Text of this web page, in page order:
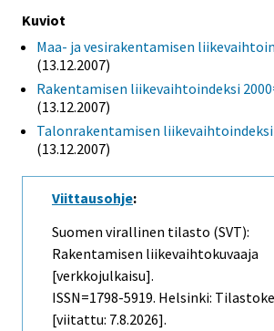
Kuviot
Maa- ja vesirakentamisen
(13.12.2007)
Rakentamisen liikevaihtoindeksi
(13.12.2007)
Talonrakentamisen liikevaihtoindeksi
(13.12.2007)
Viittausohje:
Suomen virallinen tilasto (SVT):
Rakentamisen liikevaihtokuvaaja
[verkkojulkaisu].
ISSN=1798-5919. Helsinki:
[viitattu: 7.8.2026].